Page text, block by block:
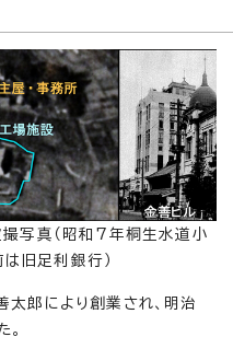
写真（昭和7年桐生水道小
は旧足利銀行）
郎により創業され、明治